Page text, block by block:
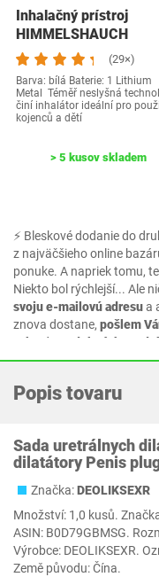
⚡ Bleskové dodanie do
z najväčšieho online
ponuke. A napriek tomu,
Niekto bol rýchlejší... Ale
svoju e-mailovú adresua
znova dostane, pošlem
vybrať z podobných
Inhalačný prístroj
‎HIMMELSHAUCH
MEDICAL
(29×)
Barva: bílá Baterie: 1 Lithium
Metal Téměř neslyšná
činí inhalátor ideální pro
kojenců a dětí
> 5 kusov skladem
Popis tovaru
Sada uretrálnych
dilatátory Penis
Značka:‎DEOLIKSEXR
Množství: 1,0 kusů.
ASIN: B0D79GBMSG.
Výrobce: DEOLIKSEXR.
Země původu: Čína.